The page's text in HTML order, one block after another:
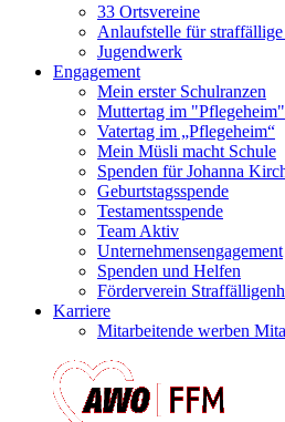
33 Ortsvereine
Anlaufstelle für straffällige
Jugendwerk
Engagement
Mein erster Schulranzen
Muttertag im "Pflegeheim"
Vatertag im „Pflegeheim“
Mein Müsli macht Schule
Spenden für Johanna
Geburtstagsspende
Testamentsspende
Team Aktiv
Unternehmensengagement
Spenden und Helfen
Förderverein
Karriere
Mitarbeitende werben